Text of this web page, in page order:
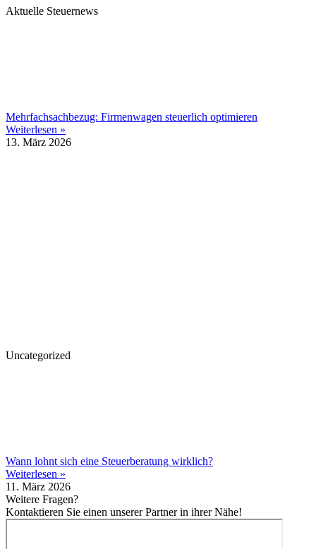
Aktuelle Steuernews
Mehrfachsachbezug: Firmenwagen steuerlich optimieren
Weiterlesen »
13. März 2026
Uncategorized
Wann lohnt sich eine Steuerberatung wirklich?
Weiterlesen »
11. März 2026
Weitere Fragen?
Kontaktieren Sie einen unserer Partner in ihrer Nähe!